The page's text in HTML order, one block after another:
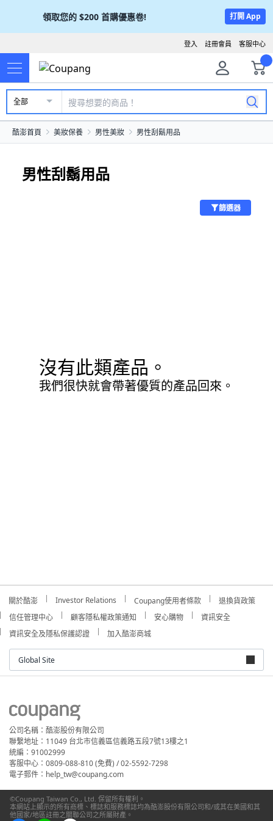
領取您的 $200 首購優惠卷! 打開 App
客服中心
註冊會員
登入
全部
酷澎首頁 美妝保養 男性美妝 男性刮鬍用品
男性刮鬍用品
篩選器
沒有此類產品。
我們很快就會帶著優質的產品回來。
關於酷澎 Investor Relations Coupang使用者條款
退換貨政策
信任管理中心
顧客隱私權政策通知 安心購物
資訊安全
資訊安全及隱私保護認證
加入酷澎商城
Global Site
公司名稱：酷澎股份有限公司
聯繫地址：11049 台北市信義區信義路五段7號13樓之1
統編：91002999
客服中心：0809-088-810 (免費) / 02-5592-7298
電子郵件：help_tw@coupang.com
©Coupang Taiwan Co., Ltd. 保留所有權利。
本網站上顯示的所有商標、標誌和服務標誌均為酷澎股份有限公司和/或其在美國和其
他國家/地區註冊之關聯公司之所屬財產。